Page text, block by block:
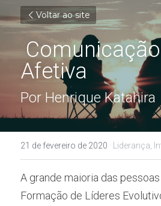
Voltar ao site
Afetiva
Por Henrique Katahira
21 de fevereiro de 2020 · Liderança,
A grande maioria das
Formação de Líderes